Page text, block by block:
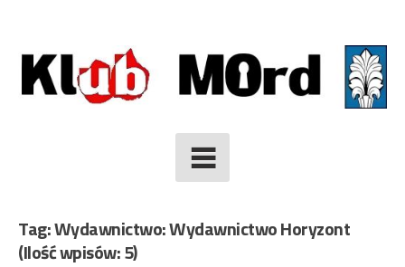
to
content
Tag: Wydawnictwo: Wydawnictwo Horyzont
(Ilość wpisów: 5)